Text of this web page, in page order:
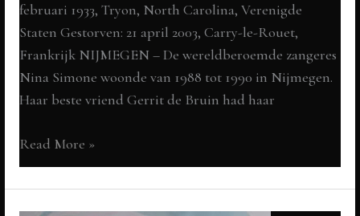
februari 1933, Tryon, North Carolina, Verenigde
Staten Gestorven: 21 april 2003, Carry-le-Rouet,
Frankrijk NIJMEGEN – De wereldberoemde zangeres
Nina Simone woonde van 1988 tot 1990 in Nijmegen.
Haar beste vriend Gerrit de Bruin had haar
Nina
Simone
(1933-
2003):
Read More »